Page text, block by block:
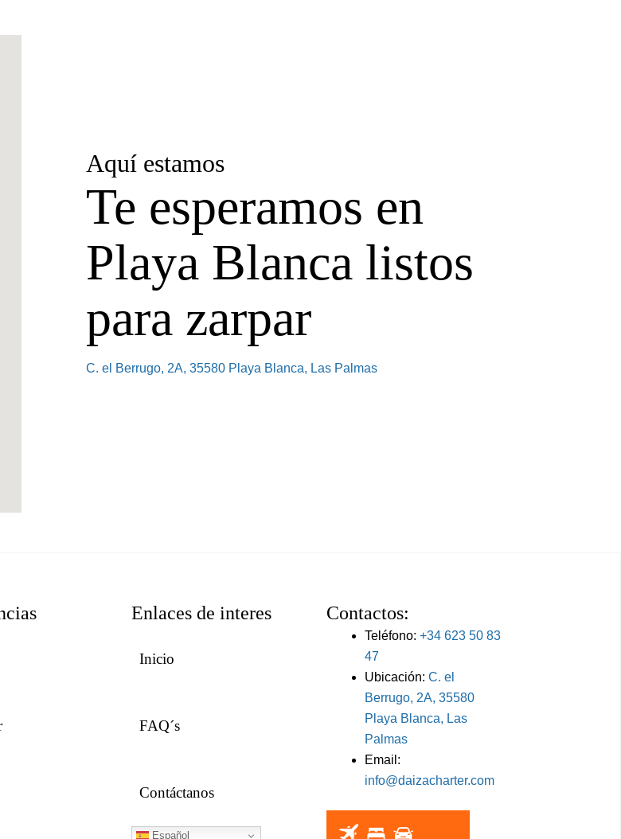
Aquí estamos
Te esperamos en
Playa Blanca listos
para zarpar
C. el Berrugo, 2A, 35580 Playa Blanca, Las Palmas
Enlaces de interes
Inicio
FAQ´s
Contáctanos
Español
Contactos:
Teléfono: +34 623 50 83
47
Ubicación: C. el
Berrugo, 2A, 35580
Playa Blanca, Las
Palmas
Email:
info@daizacharter.com